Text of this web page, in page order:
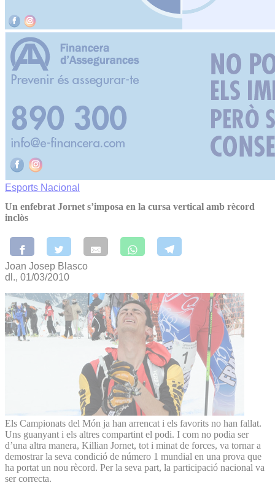
Esports Nacional
Un enfebrat Jornet s’imposa en la cursa vertical amb rècord
inclòs
Joan Josep Blasco
dl., 01/03/2010
Els Campionats del Món ja han arrencat i els favorits no han fallat.
Uns guanyant i els altres compartint el podi. I com no podia ser
d’una altra manera, Killian Jornet, tot i minat de forces, va tornar a
demostrar la seva condició de número 1 mundial en una prova que
ha portat un nou rècord. Per la seva part, la participació nacional va
ser correcta.